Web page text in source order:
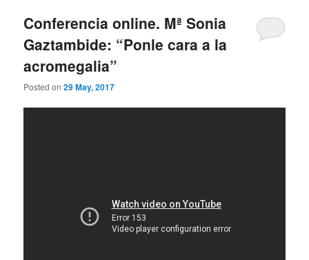
Conferencia online. Mª Sonia
Gaztambide: “Ponle cara a la
acromegalia”
Posted on29 May, 2017